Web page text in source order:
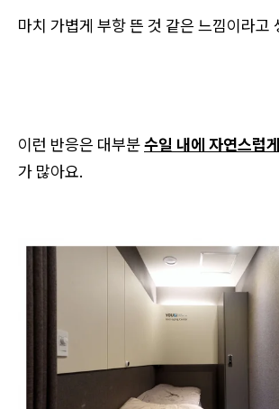
마치 가볍게 부항 뜬 것 같은 느낌이라고
이런 반응은 대부분수일 내에 자연스럽
가 많아요.